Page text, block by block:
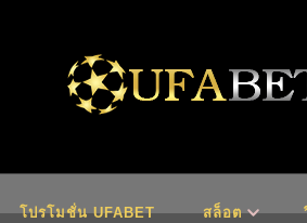
โปรโมชั่น UFABET สล็อต